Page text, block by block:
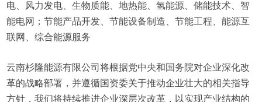
电、风力发电、生物质能、地热能、氢能源、储能技术、智
能电网；节能产品开发、节能设备制造、节能工程、能源互
联网、综合能源服务
云南杉隆能源有限公司将根据党中央和国务院对企业深化改
革的战略部署，并遵循国资委关于推动企业壮大的相关指导
方针，我们将持续推进企业深层次改革，以实现产业结构的